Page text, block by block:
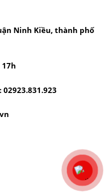
Ninh Kiều, thành phố